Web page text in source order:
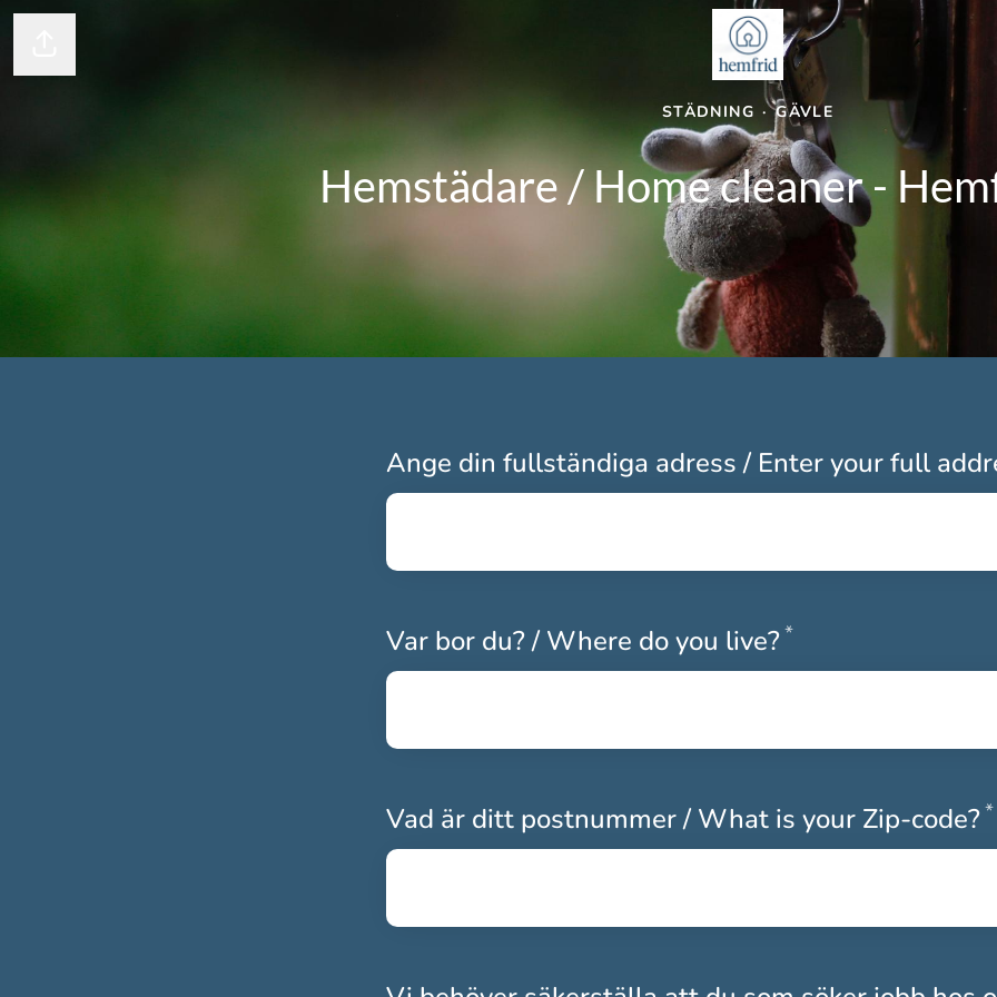
STÄDNING · GÄVLE
Hemstädare / Home cleaner -
Ange din fullständiga adress / Enter your full
Var bor du? / Where do you live?*Obligatoriskt
Vad är ditt postnummer / What is your Zip-code?*